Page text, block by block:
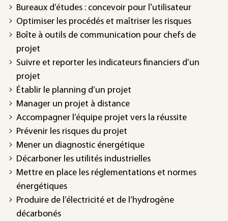
Bureaux d’études : concevoir pour l'utilisateur
Optimiser les procédés et maîtriser les risques
Boîte à outils de communication pour chefs de
projet
Suivre et reporter les indicateurs financiers d’un
projet
Établir le planning d’un projet
Manager un projet à distance
Accompagner l’équipe projet vers la réussite
Prévenir les risques du projet
Mener un diagnostic énergétique
Décarboner les utilités industrielles
Mettre en place les réglementations et normes
énergétiques
Produire de l’électricité et de l’hydrogène
décarbonés